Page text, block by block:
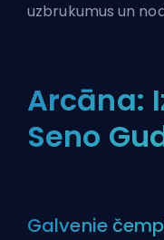
uzbrukumus un
Arcāna:
Seno
Galvenie